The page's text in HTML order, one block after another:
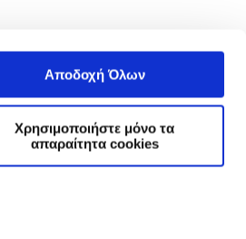
Αποδοχή Όλων
Χρησιμοποιήστε μόνο τα
απαραίτητα cookies